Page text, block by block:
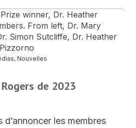
,Nouvelles
de 2023
d’annoncer les membres